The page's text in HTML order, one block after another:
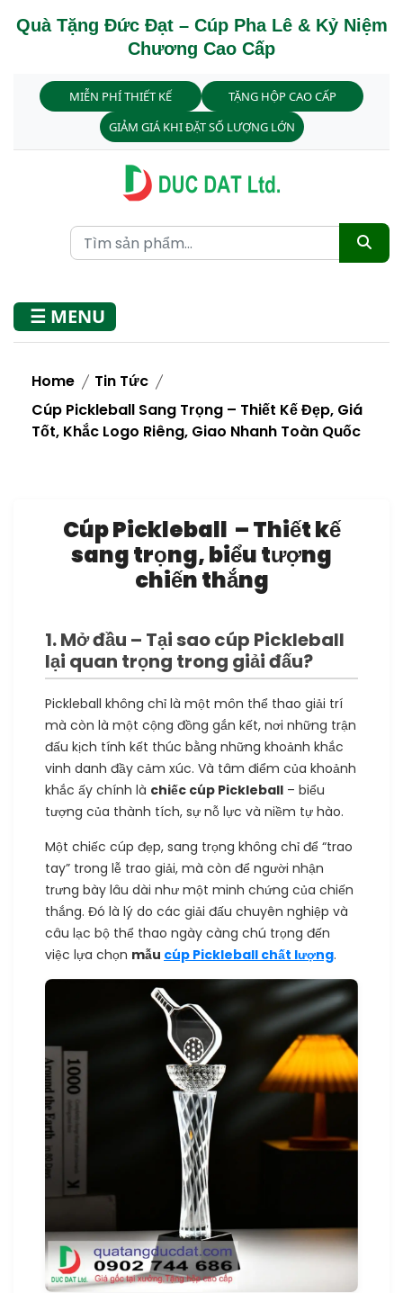
Quà Tặng Đức Đạt – Cúp Pha Lê & Kỷ Niệm
Chương Cao Cấp
MIỄN PHÍ THIẾT KẾ
TẶNG HỘP CAO CẤP
GIẢM GIÁ KHI ĐẶT SỐ LƯỢNG LỚN
☰ MENU
Home
Tin Tức
Cúp Pickleball Sang Trọng – Thiết Kế Đẹp, Giá
Tốt, Khắc Logo Riêng, Giao Nhanh Toàn Quốc
Cúp Pickleball – Thiết kế
sang trọng, biểu tượng
chiến thắng
1. Mở đầu – Tại sao cúp Pickleball
lại quan trọng trong giải đấu?
Pickleball không chỉ là một môn thể thao giải trí
mà còn là một cộng đồng gắn kết, nơi những trận
đấu kịch tính kết thúc bằng những khoảnh khắc
vinh danh đầy cảm xúc. Và tâm điểm của khoảnh
khắc ấy chính là chiếc cúp Pickleball – biểu
tượng của thành tích, sự nỗ lực và niềm tự hào.
Một chiếc cúp đẹp, sang trọng không chỉ để “trao
tay” trong lễ trao giải, mà còn để người nhận
trưng bày lâu dài như một minh chứng của chiến
thắng. Đó là lý do các giải đấu chuyên nghiệp và
câu lạc bộ thể thao ngày càng chú trọng đến
việc lựa chọn mẫu cúp Pickleball chất lượng.